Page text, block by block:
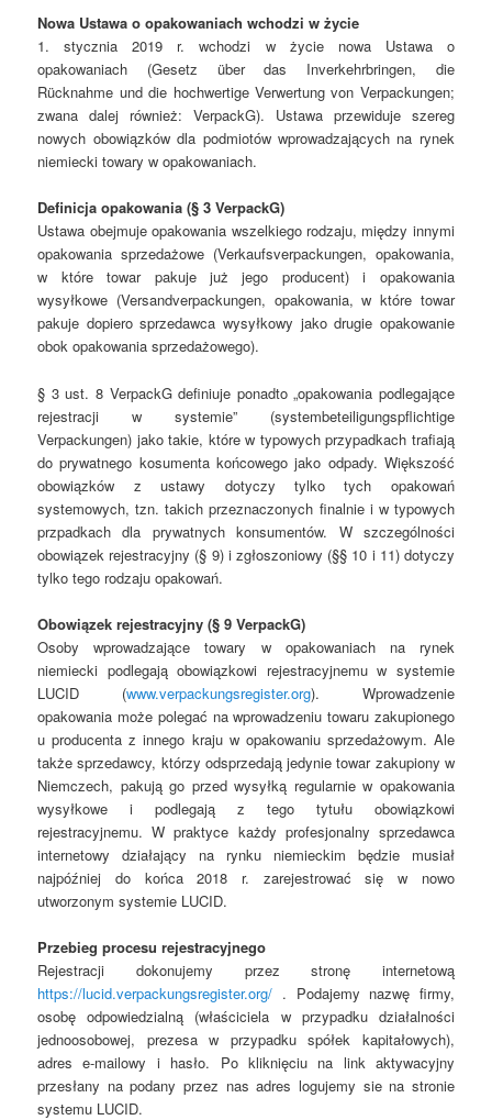
Nowa Ustawa o opakowaniach wchodzi w życie
1. stycznia 2019 r. wchodzi w życie nowa Ustawa o
opakowaniach (Gesetz über das Inverkehrbringen, die
Rücknahme und die hochwertige Verwertung von Verpackungen;
zwana dalej również: VerpackG). Ustawa przewiduje szereg
nowych obowiązków dla podmiotów wprowadzających na rynek
niemiecki towary w opakowaniach.
Definicja opakowania (§ 3 VerpackG)
Ustawa obejmuje opakowania wszelkiego rodzaju, między innymi
opakowania sprzedażowe (Verkaufsverpackungen, opakowania,
w które towar pakuje już jego producent) i opakowania
wysyłkowe (Versandverpackungen, opakowania, w które towar
pakuje dopiero sprzedawca wysyłkowy jako drugie opakowanie
obok opakowania sprzedażowego).
§ 3 ust. 8 VerpackG definiuje ponadto „opakowania podlegające
rejestracji w systemie” (systembeteiligungspflichtige
Verpackungen) jako takie, które w typowych przypadkach trafiają
do prywatnego kosumenta końcowego jako odpady. Większość
obowiązków z ustawy dotyczy tylko tych opakowań
systemowych, tzn. takich przeznaczonych finalnie i w typowych
przpadkach dla prywatnych konsumentów. W szczególności
obowiązek rejestracyjny (§ 9) i zgłoszoniowy (§§ 10 i 11) dotyczy
tylko tego rodzaju opakowań.
Obowiązek rejestracyjny (§ 9 VerpackG)
Osoby wprowadzające towary w opakowaniach na rynek
niemiecki podlegają obowiązkowi rejestracyjnemu w systemie
LUCID (www.verpackungsregister.org). Wprowadzenie
opakowania może polegać na wprowadzeniu towaru zakupionego
u producenta z innego kraju w opakowaniu sprzedażowym. Ale
także sprzedawcy, którzy odsprzedają jedynie towar zakupiony w
Niemczech, pakują go przed wysyłką regularnie w opakowania
wysyłkowe i podlegają z tego tytułu obowiązkowi
rejestracyjnemu. W praktyce każdy profesjonalny sprzedawca
internetowy działający na rynku niemieckim będzie musiał
najpóźniej do końca 2018 r. zarejestrować się w nowo
utworzonym systemie LUCID.
Przebieg procesu rejestracyjnego
Rejestracji dokonujemy przez stronę internetową
https://lucid.verpackungsregister.org/ . Podajemy nazwę firmy,
osobę odpowiedzialną (właściciela w przypadku działalności
jednoosobowej, prezesa w przypadku spółek kapitałowych),
adres e-mailowy i hasło. Po kliknięciu na link aktywacyjny
przesłany na podany przez nas adres logujemy sie na stronie
systemu LUCID.